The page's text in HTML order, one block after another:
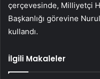
çerçevesinde, Milliyetçi
Başkanlığı görevine
kullandı.
İlgili Makaleler